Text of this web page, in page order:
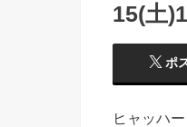
15(土
ポ
ヒャッハー